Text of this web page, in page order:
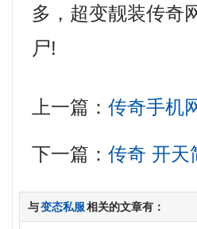
多，超变靓装传奇
尸!
上一篇：传奇手机
下一篇：传奇 开天
与变态私服相关的文章有：